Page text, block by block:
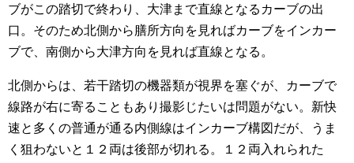
ブがこの踏切で終わり、大津まで直線となるカーブの出
口。そのため北側から膳所方向を見ればカーブをインカー
ブで、南側から大津方向を見れば直線となる。
北側からは、若干踏切の機器類が視界を塞ぐが、カーブで
線路が右に寄ることもあり撮影じたいは問題がない。新快
速と多くの普通が通る内側線はインカーブ構図だが、うま
く狙わないと１２両は後部が切れる。１２両入れられた